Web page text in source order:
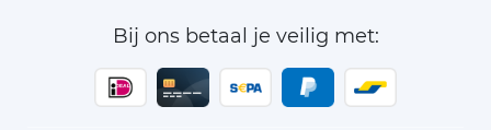
Bij ons betaal je veilig met: